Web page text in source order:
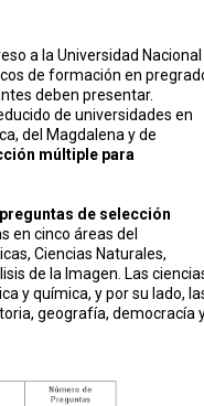
a la Universidad Nacional
de formación en
deben presentar.
de universidades en
del Magdalena y de
múltiple para
de selección
en cinco áreas del
Ciencias Naturales,
de la Imagen. Las
y química, y por su lado,
geografía, democracía